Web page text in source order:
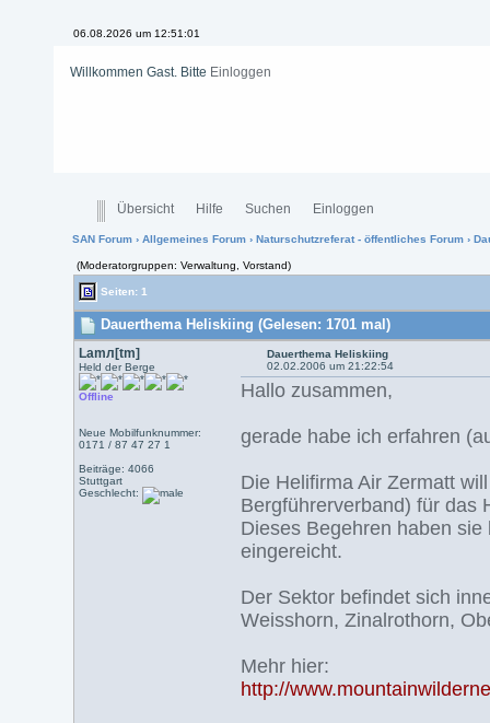
06.08.2026 um 12:51:01
Willkommen Gast. Bitte Einloggen
Übersicht Hilfe Suchen Einloggen
SAN Forum › Allgemeines Forum › Naturschutzreferat - öffentliches Forum ›
(Moderatorgruppen: Verwaltung, Vorstand)
Seiten: 1
Dauerthema Heliskiing (Gelesen: 1701 mal)
Lamл[tm]
Held der Berge
Offline
Neue Mobilfunknummer:
0171 / 87 47 27 1
Beiträge: 4066
Stuttgart
Geschlecht:
Dauerthema Heliskiing
02.02.2006 um 21:22:54
Hallo zusammen,
gerade habe ich erfahren
Die Helifirma Air Zermatt
Bergführerverband) für das
Dieses Begehren haben
eingereicht.
Der Sektor befindet sich
Weisshorn, Zinalrothorn,
Mehr hier:
http://